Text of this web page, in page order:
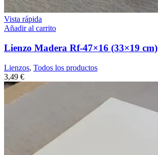
Vista rápida
Añadir al carrito
Lienzo Madera Rf-47×16 (33×19 cm)
Lienzos, Todos los productos
3,49 €